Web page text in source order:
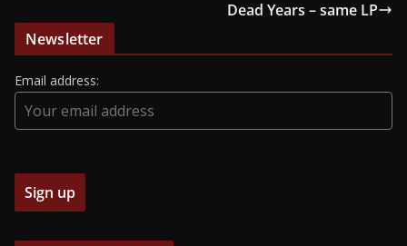
Dead Years – same LP
Newsletter
Email address: